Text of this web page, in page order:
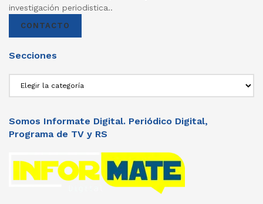
investigación periodistica..
CONTACTO
Secciones
Somos Informate Digital. Periódico Digital,
Programa de TV y RS